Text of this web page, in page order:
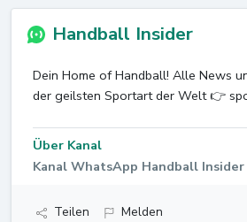
Handball Insider
Dein Home of Handball! Alle News
der geilsten Sportart der Welt 👉
Über Kanal
Kanal WhatsApp Handball Insider
Teilen Melden